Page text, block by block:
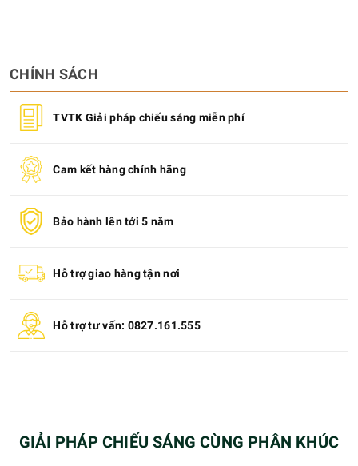
CHÍNH SÁCH
TVTK Giải pháp chiếu sáng miễn phí
Cam kết hàng chính hãng
Bảo hành lên tới 5 năm
Hỗ trợ giao hàng tận nơi
Hỗ trợ tư vấn: 0827.161.555
GIẢI PHÁP CHIẾU SÁNG CÙNG PHÂN KHÚC